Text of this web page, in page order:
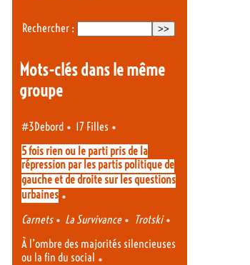
Rechercher :
Mots-clés dans le même
groupe
#3Debord • 17 Filles •
5 fois rien ou le parti pris de la
répression par les partis politique de
gauche et de droite sur les questions
urbaines •
Carnets• La Survivance• Trotski•
À l’ombre des majorités silencieuses
ou la fin du social •